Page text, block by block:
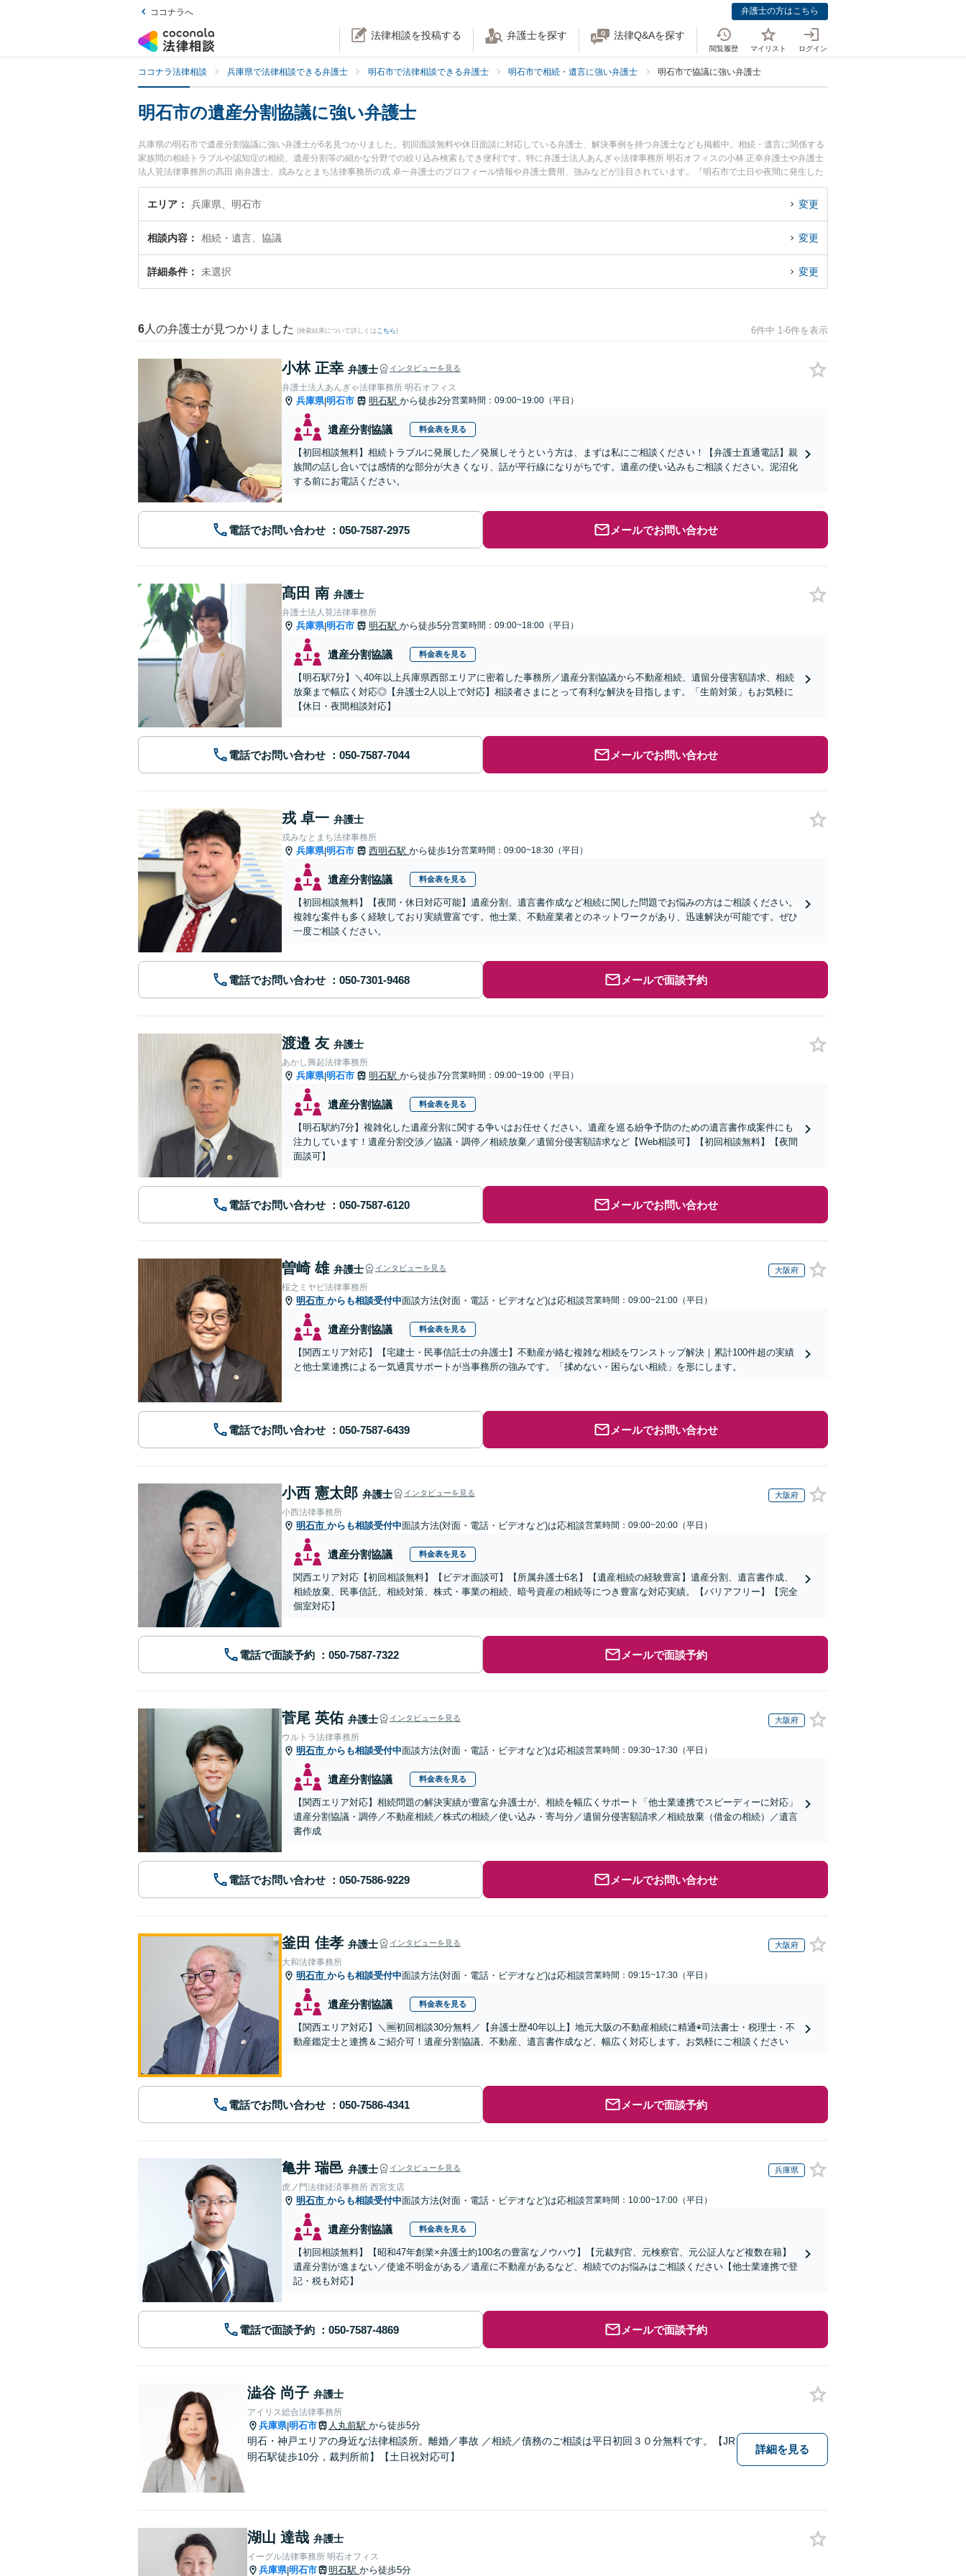
ココナラへ 弁護士の方はこちら
法律相談を投稿する 弁護士を探す 法律Q&Aを探す
閲覧履歴 マイリスト ログイン
ココナラ法律相談 兵庫県で法律相談できる弁護士 明石市で法律相談できる弁護士 明石市で相続・遺言に強い弁護士 明石市で協議に強い弁護士
明石市の遺産分割協議に強い弁護士
兵庫県の明石市で遺産分割協議に強い弁護士が6名見つかりました。初回面談無料や休日面談に対応している弁護士、解決事例を持つ弁護士なども掲載中。相続・遺言に関係する
家族間の相続トラブルや認知症の相続、遺産分割等の細かな分野での絞り込み検索もでき便利です。特に弁護士法人あんぎゃ法律事務所 明石オフィスの小林 正幸弁護士や弁護士
法人筧法律事務所の髙田 南弁護士、戎みなとまち法律事務所の戎 卓一弁護士のプロフィール情報や弁護士費用、強みなどが注目されています。『明石市で土日や夜間に発生した
遺産分割協議のトラブルを今すぐに弁護士に相談したい』『遺産分割協議のトラブル解決の実績豊富な近くの弁護士を検索したい』『初回相談無料で遺産分割協議を法律相談でき
る明石市内の弁護士に相談予約したい』などでお困りの相談者さんにおすすめです。
エリア 兵庫県、明石市 変更
相談内容 相続・遺言、協議 変更
詳細条件 未選択 変更
6 人の弁護士が見つかりました (検索結果について詳しくは こちら) 6件中 1-6件を表示
小林 正幸 弁護士 インタビューを見る
弁護士法人あんぎゃ法律事務所 明石オフィス
兵庫県|明石市 明石駅 から徒歩2分営業時間：09:00~19:00（平日）
遺産分割協議 料金表を見る
【初回相談無料】相続トラブルに発展した／発展しそうという方は、まずは私にご相談ください！【弁護士直通電話】親
族間の話し合いでは感情的な部分が大きくなり、話が平行線になりがちです。遺産の使い込みもご相談ください。泥沼化
する前にお電話ください。
電話でお問い合わせ メールでお問い合わせ
髙田 南 弁護士
弁護士法人筧法律事務所
兵庫県|明石市 明石駅 から徒歩5分営業時間：09:00~18:00（平日）
遺産分割協議 料金表を見る
【明石駅7分】＼40年以上兵庫県西部エリアに密着した事務所／遺産分割協議から不動産相続、遺留分侵害額請求、相続
放棄まで幅広く対応◎【弁護士2人以上で対応】相談者さまにとって有利な解決を目指します。「生前対策」もお気軽に
【休日・夜間相談対応】
電話でお問い合わせ メールでお問い合わせ
戎 卓一 弁護士
戎みなとまち法律事務所
兵庫県|明石市 西明石駅 から徒歩1分営業時間：09:00~18:30（平日）
遺産分割協議 料金表を見る
【初回相談無料】【夜間・休日対応可能】遺産分割、遺言書作成など相続に関した問題でお悩みの方はご相談ください。
複雑な案件も多く経験しており実績豊富です。他士業、不動産業者とのネットワークがあり、迅速解決が可能です。ぜひ
一度ご相談ください。
電話でお問い合わせ メールで面談予約
渡邉 友 弁護士
あかし興起法律事務所
兵庫県|明石市 明石駅 から徒歩7分営業時間：09:00~19:00（平日）
遺産分割協議 料金表を見る
【明石駅約7分】複雑化した遺産分割に関する争いはお任せください。遺産を巡る紛争予防のための遺言書作成案件にも
注力しています！遺産分割交渉／協議・調停／相続放棄／遺留分侵害額請求など【Web相談可】【初回相談無料】【夜間
面談可】
電話でお問い合わせ メールでお問い合わせ
曽崎 雄 弁護士 インタビューを見る 大阪府
桜之ミヤビ法律事務所
明石市 からも相談受付中面談方法(対面・電話・ビデオなど)は応相談営業時間：09:00~21:00（平日）
遺産分割協議 料金表を見る
【関西エリア対応】【宅建士・民事信託士の弁護士】不動産が絡む複雑な相続をワンストップ解決｜累計100件超の実績
と他士業連携による一気通貫サポートが当事務所の強みです。「揉めない・困らない相続」を形にします。
電話でお問い合わせ メールでお問い合わせ
小西 憲太郎 弁護士 インタビューを見る 大阪府
小西法律事務所
明石市 からも相談受付中面談方法(対面・電話・ビデオなど)は応相談営業時間：09:00~20:00（平日）
遺産分割協議 料金表を見る
関西エリア対応【初回相談無料】【ビデオ面談可】【所属弁護士6名】【遺産相続の経験豊富】遺産分割、遺言書作成、
相続放棄、民事信託、相続対策、株式・事業の相続、暗号資産の相続等につき豊富な対応実績。【バリアフリー】【完全
個室対応】
電話で面談予約 メールで面談予約
菅尾 英佑 弁護士 インタビューを見る 大阪府
ウルトラ法律事務所
明石市 からも相談受付中面談方法(対面・電話・ビデオなど)は応相談営業時間：09:30~17:30（平日）
遺産分割協議 料金表を見る
【関西エリア対応】相続問題の解決実績が豊富な弁護士が、相続を幅広くサポート「他士業連携でスピーディーに対応」
遺産分割協議・調停／不動産相続／株式の相続／使い込み・寄与分／遺留分侵害額請求／相続放棄（借金の相続）／遺言
書作成
電話でお問い合わせ メールでお問い合わせ
釜田 佳孝 弁護士 インタビューを見る 大阪府
大和法律事務所
明石市 からも相談受付中面談方法(対面・電話・ビデオなど)は応相談営業時間：09:15~17:30（平日）
遺産分割協議 料金表を見る
【関西エリア対応】＼🆓初回相談30分無料／【弁護士歴40年以上】地元大阪の不動産相続に精通◉司法書士・税理士・不
動産鑑定士と連携＆ご紹介可！遺産分割協議、不動産、遺言書作成など、幅広く対応します。お気軽にご相談ください
電話でお問い合わせ メールで面談予約
亀井 瑞邑 弁護士 インタビューを見る 兵庫県
虎ノ門法律経済事務所 西宮支店
明石市 からも相談受付中面談方法(対面・電話・ビデオなど)は応相談営業時間：10:00~17:00（平日）
遺産分割協議 料金表を見る
【初回相談無料】【昭和47年創業×弁護士約100名の豊富なノウハウ】【元裁判官、元検察官、元公証人など複数在籍】
遺産分割が進まない／使途不明金がある／遺産に不動産があるなど、相続でのお悩みはご相談ください【他士業連携で登
記・税も対応】
電話で面談予約 メールで面談予約
澁谷 尚子 弁護士
アイリス総合法律事務所
兵庫県|明石市 人丸前駅 から徒歩5分
明石・神戸エリアの身近な法律相談所。離婚／事故 ／相続／債務のご相談は平日初回３０分無料です。【JR
明石駅徒歩10分，裁判所前】【土日祝対応可】
詳細を見る
湖山 達哉 弁護士
イーグル法律事務所 明石オフィス
兵庫県|明石市 明石駅 から徒歩5分